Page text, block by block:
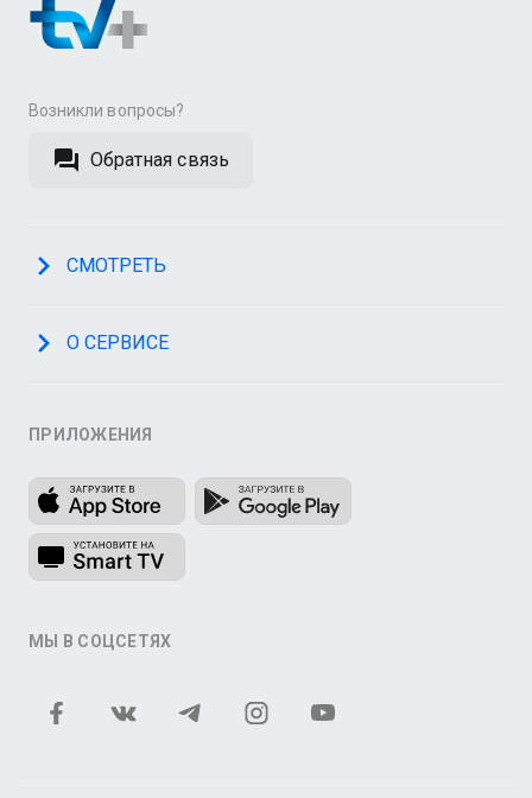
Возникли вопросы?
Обратная связь
СМОТРЕТЬ
О СЕРВИСЕ
ПРИЛОЖЕНИЯ
МЫ В СОЦСЕТЯХ